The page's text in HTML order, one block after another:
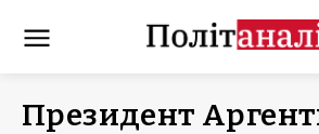
Президент